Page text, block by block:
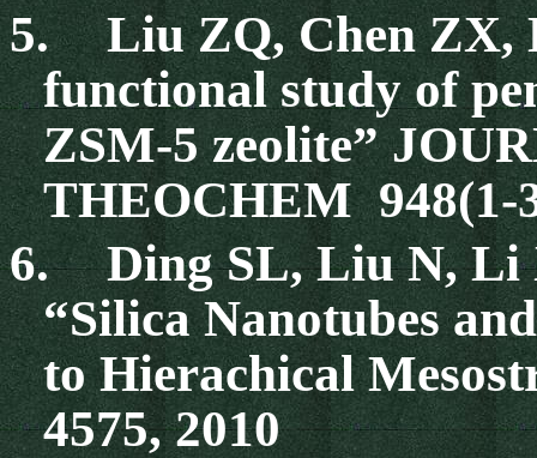
5.
Liu ZQ, Chen ZX,
functional study of
ZSM-5 zeolite”
THEOCHEM 948(1-
6.
Ding SL, Liu N, Li
“Silica Nanotubes
to Hierachical
4575, 2010